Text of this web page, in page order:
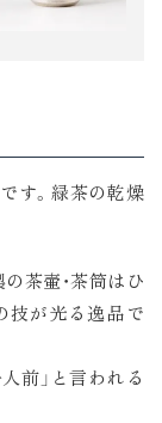
す。緑茶の乾燥
茶壷・茶筒はひ
技が光る逸品で
前」と言われる